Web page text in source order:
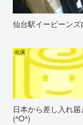
仙台駅イービーン
出演
日本から差し入れ
(^O^)